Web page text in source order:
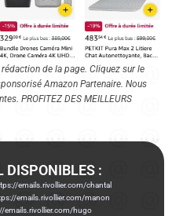
de la page. Cliquez sur le
Amazon Partenaire. Nous
PROFITEZ DES MEILLEURS
DISPONIBLES :
emails.rivollier.com/chantal
emails.rivollier.com/manon
emails.rivollier.com/hugo